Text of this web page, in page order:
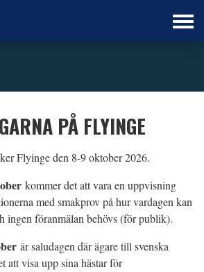
PÅ FLYINGE
Flyinge den 8-9 oktober 2026.
kommer det att vara en uppvisning
med smakprov på hur vardagen kan
ingen föranmälan behövs (för publik).
är saludagen där ägare till svenska
att visa upp sina hästar för